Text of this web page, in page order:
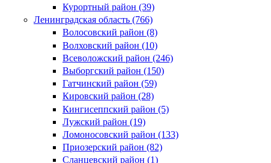
Курортный район (39)
Ленинградская область (766)
Волосовский район (8)
Волховский район (10)
Всеволожский район (246)
Выборгский район (150)
Гатчинский район (59)
Кировский район (28)
Кингисеппский район (5)
Лужский район (19)
Ломоносовский район (133)
Приозерский район (82)
Сланцевский район (1)